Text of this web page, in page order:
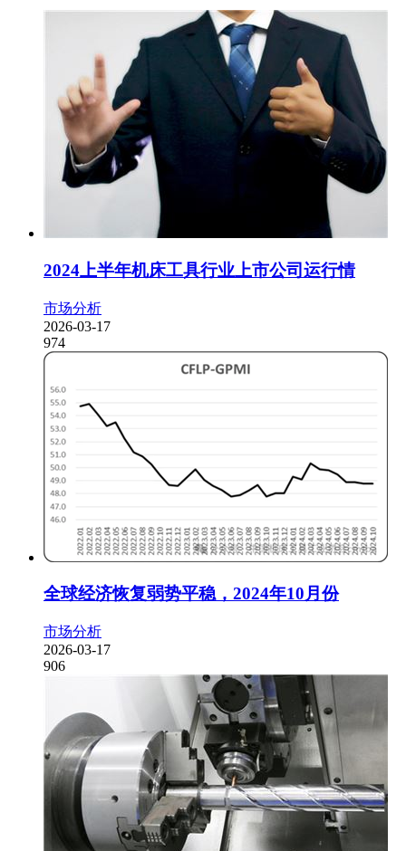
2024上半年机床工具行业上市公司运行情
市场分析
2026-03-17
974
全球经济恢复弱势平稳，2024年10月份
市场分析
2026-03-17
906